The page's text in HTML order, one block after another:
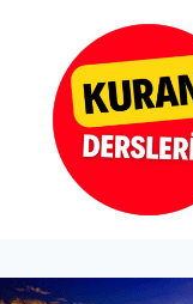
content